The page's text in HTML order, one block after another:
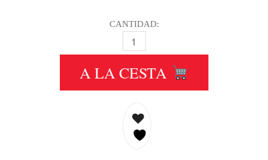
CANTIDAD:
H039 GLOSS PURPLE - PÚRPURA
A LA CESTA